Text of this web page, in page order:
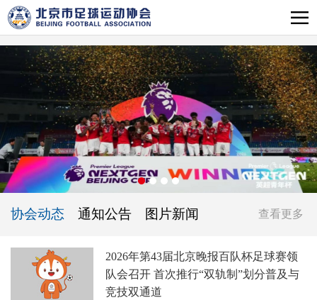
协会动态 通知公告 图片新闻 查看更多
2026年第43届北京晚报百队杯足球赛领
队会召开 首次推行“双轨制”划分普及与
竞技双通道